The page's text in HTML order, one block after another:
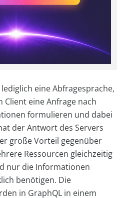
eine Abfragesprache,
Client eine Anfrage nach
formulieren und dabei
der Antwort des Servers
große Vorteil gegenüber
Ressourcen gleichzeitig
nur die Informationen
benötigen. Die
in GraphQL in einem